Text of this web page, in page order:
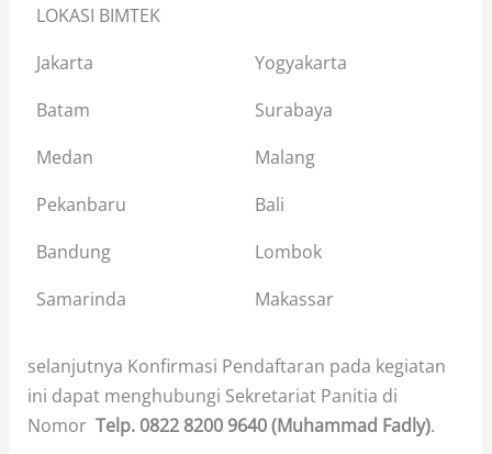
LOKASI BIMTEK
Jakarta
Yogyakarta
Batam
Surabaya
Medan
Malang
Pekanbaru
Bali
Bandung
Lombok
Samarinda
Makassar
selanjutnya Konfirmasi Pendaftaran pada kegiatan
ini dapat menghubungi Sekretariat Panitia di
Nomor Telp. 0822 8200 9640 (Muhammad Fadly).